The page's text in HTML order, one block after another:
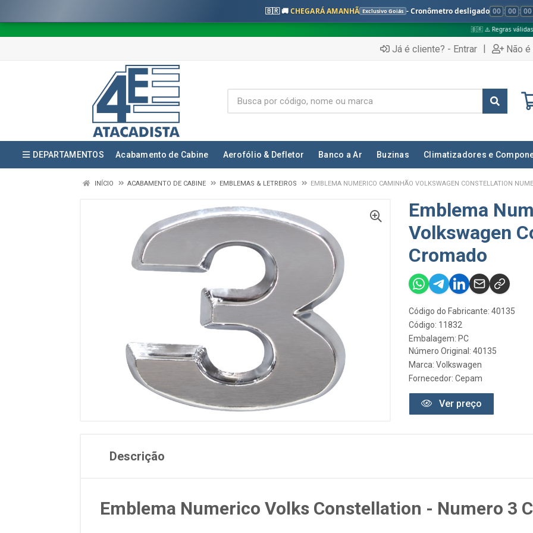
🇧🇷 🚚CHEGARÁ AMANHÃ Exclusivo Goiás - Cronômetro desligado 00 : 00 : 00
🇧🇷 ⚠️ Regras válidas apenas para:
Já é cliente? - Entrar | Não
DEPARTAMENTOS Acabamento de Cabine Aerofólio & Defletor Banco a Ar Buzinas Climatizadores e
INÍCIO ACABAMENTO DE CABINE EMBLEMAS & LETREIROS EMBLEMA NUMERICO CAMINHÃO VOLKSWAGEN CONSTELLATION
Emblema
Volkswagen
Cromado
Código do Fabricante: 40135
Código: 11832
Embalagem: PC
Número Original: 40135
Marca: Volkswagen
Fornecedor: Cepam
Ver preço
Descrição
Emblema Numerico Volks Constellation - Numero 3